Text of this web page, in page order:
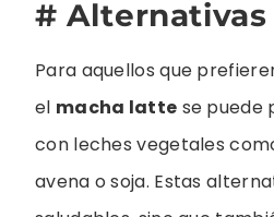
# Alternativas
Para aquellos que
el macha latte se puede
con leches vegetales
avena o soja. Estas